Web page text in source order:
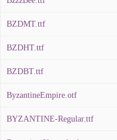
BZDMT.ttf
BZDHT.ttf
BZDBT.ttf
ByzantineEmpire.otf
BYZANTINE-Regular.ttf